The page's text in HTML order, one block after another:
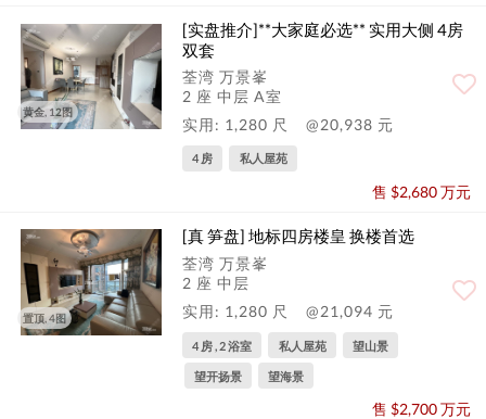
黄金, 12图
[实盘推介]**大家庭必选** 实用大侧 4房
双套
荃湾 万景峯
2 座 中层 A室
实用: 1,280 尺
@20,938 元
4 房 私人屋苑
售 $2,680 万元
置顶, 4图
[真 笋盘] 地标四房楼皇 换楼首选
荃湾 万景峯
2 座 中层
实用: 1,280 尺
@21,094 元
4 房 , 2 浴室 私人屋苑 望山景
望开扬景 望海景
售 $2,700 万元